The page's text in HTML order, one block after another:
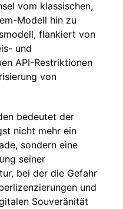
vom klassischen,
Modell hin zu
flankiert von
und
API-Restriktionen
von
bedeutet der
nicht mehr ein
sondern eine
seiner
bei der die Gefahr
und
Souveränität